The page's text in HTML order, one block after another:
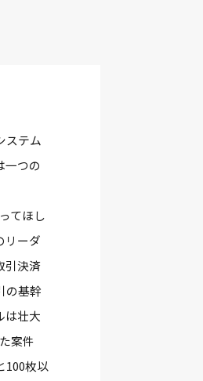
ステム
一つの
てほし
リーダ
引決済
の基幹
は壮大
案件
100枚以